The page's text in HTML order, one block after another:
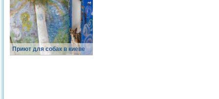
Приют для собак в киеве